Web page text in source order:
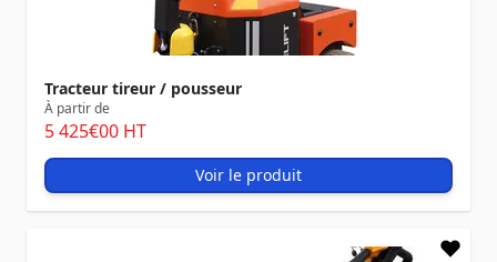
Tracteur tireur / pousseur
À partir de
5 425€00 HT
Voir le produit